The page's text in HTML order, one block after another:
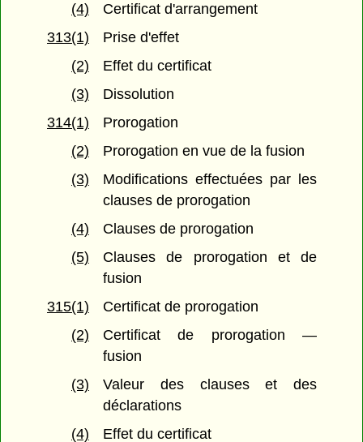
(4)
Certificat d'arrangement
313(1)
Prise d'effet
(2)
Effet du certificat
(3)
Dissolution
314(1)
Prorogation
(2)
Prorogation en vue de la fusion
(3)
Modifications effectuées par les
clauses de prorogation
(4)
Clauses de prorogation
(5)
Clauses de prorogation et de
fusion
315(1)
Certificat de prorogation
(2)
Certificat de prorogation —
fusion
(3)
Valeur des clauses et des
déclarations
(4)
Effet du certificat